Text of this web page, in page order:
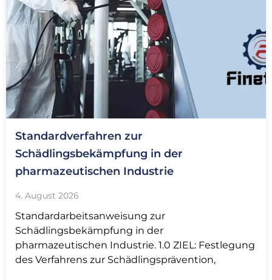
Standardverfahren zur
Schädlingsbekämpfung in der
pharmazeutischen Industrie
4. August 2026
Standardarbeitsanweisung zur
Schädlingsbekämpfung in der
pharmazeutischen Industrie. 1.0 ZIEL: Festlegung
des Verfahrens zur Schädlingsprävention,